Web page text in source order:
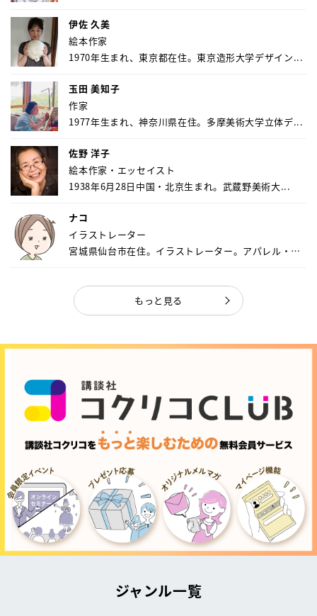
伊佐 久美
絵本作家
1970年生まれ、東京都在住。東京造形大学デザイン...
玉田 美知子
作家
1977年生まれ、神奈川県在住。多摩美術大学立体デ...
佐野 洋子
絵本作家・エッセイスト
1938年6月28日中国・北京生まれ。武蔵野美術大...
ナコ
イラストレーター
宮城県仙台市在住。イラストレーター。アパレル・キ
もっと見る
ジャンル一覧